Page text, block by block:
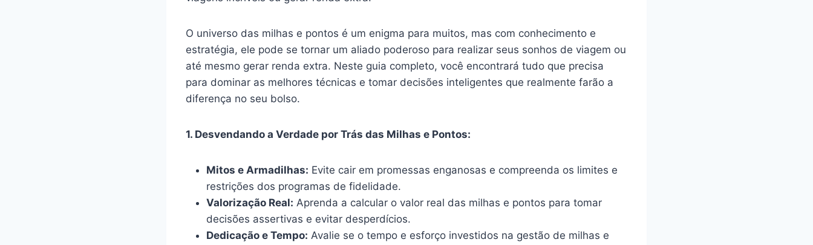
O universo das milhas e pontos é um enigma para muitos, mas com conhecimento e
estratégia, ele pode se tornar um aliado poderoso para realizar seus sonhos de viagem ou
até mesmo gerar renda extra. Neste guia completo, você encontrará tudo que precisa
para dominar as melhores técnicas e tomar decisões inteligentes que realmente farão a
diferença no seu bolso.
1. Desvendando a Verdade por Trás das Milhas e Pontos:
Mitos e Armadilhas: Evite cair em promessas enganosas e compreenda os limites e
restrições dos programas de fidelidade.
Valorização Real: Aprenda a calcular o valor real das milhas e pontos para tomar
decisões assertivas e evitar desperdícios.
Dedicação e Tempo: Avalie se o tempo e esforço investidos na gestão de milhas e